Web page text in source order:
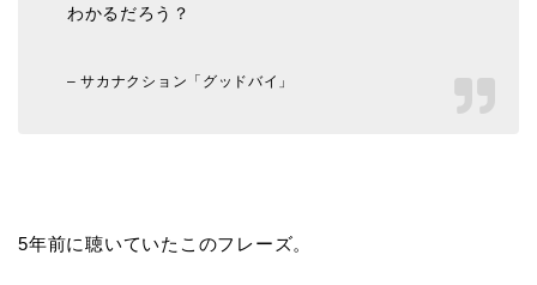
わかるだろう？
– サカナクション「グッドバイ」
5年前に聴いていたこのフレーズ。